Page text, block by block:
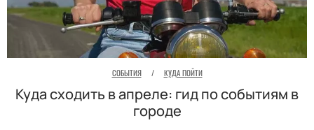
СОБЫТИЯ / КУДА ПОЙТИ
Куда сходить в апреле: гид по событиям в
городе